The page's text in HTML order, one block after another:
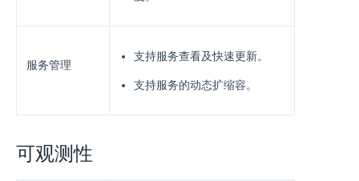
服务管理
支持服务查看及快速更新。
支持服务的动态扩缩容。
可观测性